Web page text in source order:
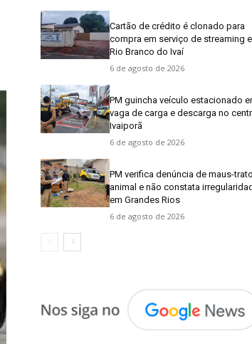
Cartão de crédito é clonado para
compra em serviço de streaming
Rio Branco do Ivaí
6 de agosto de 2026
PM guincha veículo estacionado
vaga de carga e descarga no
Ivaiporã
6 de agosto de 2026
PM verifica denúncia de maus-
animal e não constata
em Grandes Rios
6 de agosto de 2026